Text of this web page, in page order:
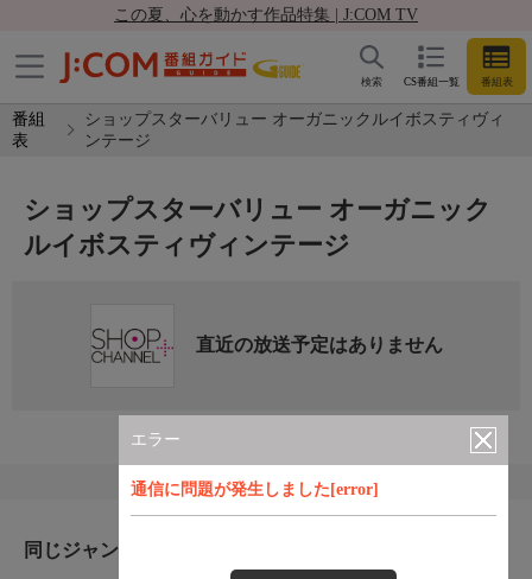
この夏、心を動かす作品特集 | J:COM TV
CS番組一覧 番組表
検索
番組
表
ショップスターバリュー オーガニックルイボスティヴィ
ンテージ
エラー
通信に問題が発生しました[error]
ショップスターバリュー オーガニック
ルイボスティヴィンテージ
直近の放送予定はありません
同じジャンルのおすすめ番組